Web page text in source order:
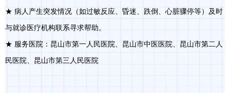
★ 病人产生突发情况（如过敏反应、昏迷、跌倒、心脏骤停等）及时
与就诊医疗机构联系寻求帮助。
★ 服务医院：昆山市第一人民医院、昆山市中医医院、昆山市第二人
民医院、昆山市第三人民医院